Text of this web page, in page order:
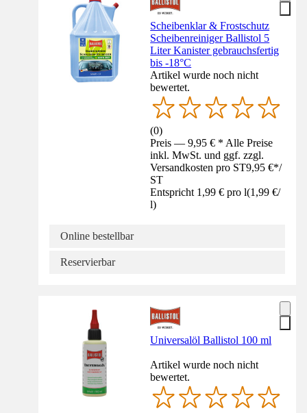
Scheibenklar & Frostschutz
Scheibenreiniger Ballistol 5
Liter Kanister gebrauchsfertig
bis -18°C
Artikel wurde noch nicht
bewertet.
(0)
Preis — 9,95 € * Alle Preise
inkl. MwSt. und ggf. zzgl.
Versandkosten pro ST9,95 €*/
ST
Entspricht 1,99 € pro l(1,99 €/
l)
Online bestellbar
Reservierbar
Universalöl Ballistol 100 ml
Artikel wurde noch nicht
bewertet.